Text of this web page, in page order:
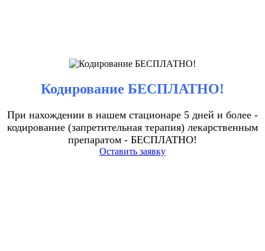
Кодирование БЕСПЛАТНО!
При нахождении в нашем стационаре 5 дней и более -
кодирование (запретительная терапия) лекарственным
препаратом - БЕСПЛАТНО!
Оставить заявку